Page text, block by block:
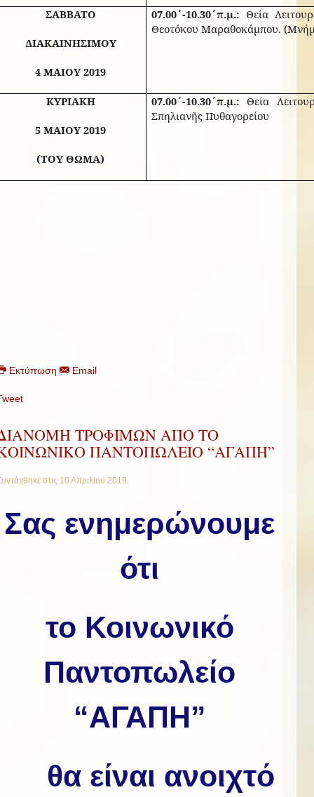
ΣΑΒΒΑΤΟ
ΔΙΑΚΑΙΝΗΣΙΜΟΥ
4 ΜΑΙΟΥ 2019
07.00΄-10.30΄π.μ.: Θεία
Θεοτόκου Μαραθοκάμπου.
ΚΥΡΙΑΚΗ
5 ΜΑΙΟΥ 2019
(ΤΟΥ ΘΩΜΑ)
07.00΄-10.30΄π.μ.: Θεία
Σπηλιανῆς Πυθαγορείου
Εκτύπωση Email
ΤΡΟΦΙΜΩΝ ΑΠΟ ΤΟ
ΠΑΝΤΟΠΩΛΕΙΟ “ΑΓΑΠΗ”
στις 10 Απριλίου 2019.
Σας ενημερώνουμε
ότι
το Κοινωνικό
Παντοπωλείο
“ΑΓΑΠΗ”
θα είναι ανοιχτό